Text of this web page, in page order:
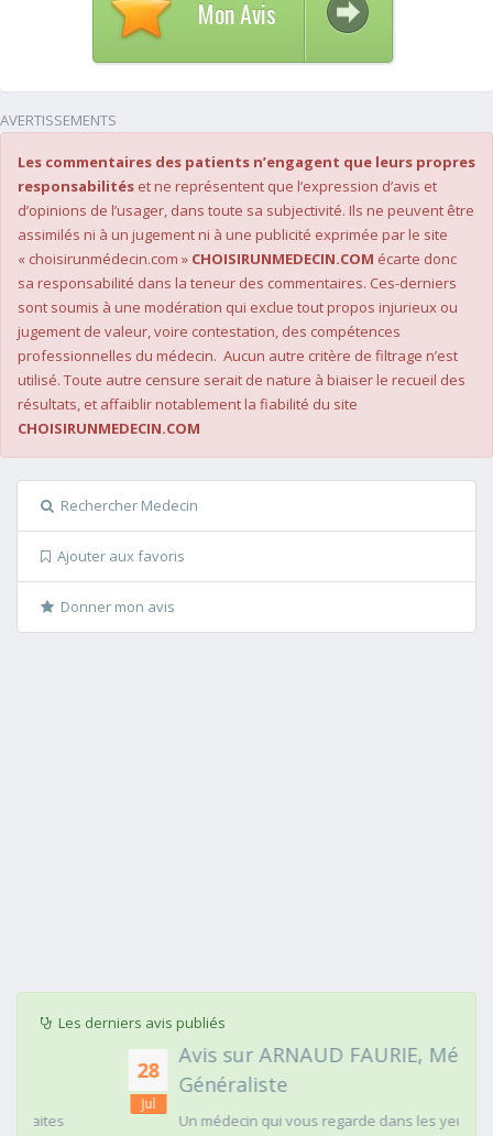
Mon Avis
AVERTISSEMENTS
Les commentaires des patients n’engagent que leurs propres
responsabilités et ne représentent que l’expression d’avis et
d’opinions de l’usager, dans toute sa subjectivité. Ils ne peuvent être
assimilés ni à un jugement ni à une publicité exprimée par le site
« choisirunmédecin.com » CHOISIRUNMEDECIN.COM écarte donc
sa responsabilité dans la teneur des commentaires. Ces-derniers
sont soumis à une modération qui exclue tout propos injurieux ou
jugement de valeur, voire contestation, des compétences
professionnelles du médecin. Aucun autre critère de filtrage n’est
utilisé. Toute autre censure serait de nature à biaiser le recueil des
résultats, et affaiblir notablement la fiabilité du site
CHOISIRUNMEDECIN.COM
Rechercher Medecin
Ajouter aux favoris
Donner mon avis
Les derniers avis publiés
Avis sur ARNAUD FAURIE, Médecin
Généraliste
Un médecin qui vous regarde dans les yeux c'est